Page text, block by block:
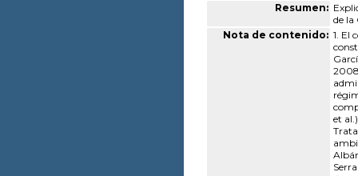
Resumen:
de la
Nota de contenido: 1. El
et